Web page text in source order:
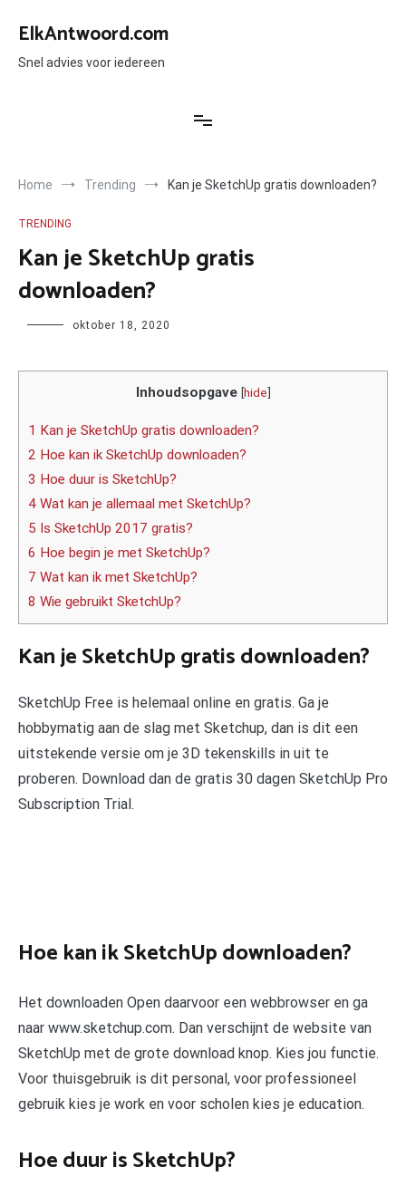
naar
inhoud
ElkAntwoord.com
Snel advies voor iedereen
Home Trending Kan je SketchUp gratis downloaden?
TRENDING
Kan je SketchUp gratis
downloaden?
Author oktober 18, 2020
Inhoudsopgave [hide]
1 Kan je SketchUp gratis downloaden?
2 Hoe kan ik SketchUp downloaden?
3 Hoe duur is SketchUp?
4 Wat kan je allemaal met SketchUp?
5 Is SketchUp 2017 gratis?
6 Hoe begin je met SketchUp?
7 Wat kan ik met SketchUp?
8 Wie gebruikt SketchUp?
Kan je SketchUp gratis downloaden?
SketchUp Free is helemaal online en gratis. Ga je
hobbymatig aan de slag met Sketchup, dan is dit een
uitstekende versie om je 3D tekenskills in uit te
proberen. Download dan de gratis 30 dagen SketchUp Pro
Subscription Trial.
Hoe kan ik SketchUp downloaden?
Het downloaden Open daarvoor een webbrowser en ga
naar www.sketchup.com. Dan verschijnt de website van
SketchUp met de grote download knop. Kies jou functie.
Voor thuisgebruik is dit personal, voor professioneel
gebruik kies je work en voor scholen kies je education.
Hoe duur is SketchUp?